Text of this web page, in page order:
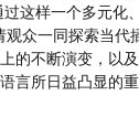
这样一个多元化
观众一同探索当代
的不断演变，以
言所日益凸显的重